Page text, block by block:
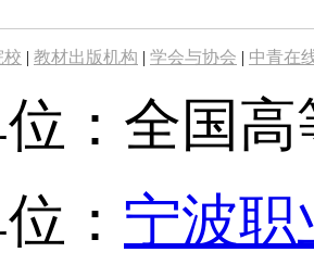
校 | 教材出版机构 | 学会与协会 | 中青在
：全国
： 宁波